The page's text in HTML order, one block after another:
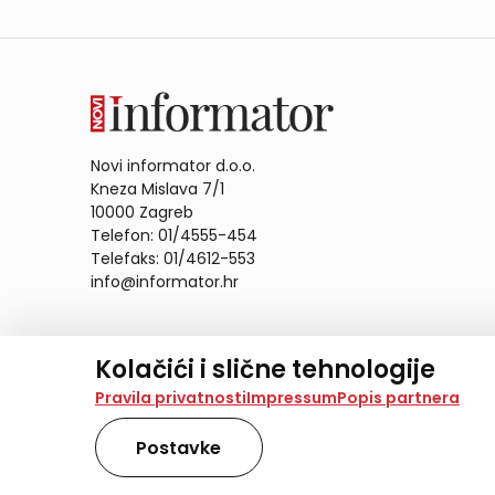
Kolačići i slične tehnologije
Na našoj web stranici koristimo kolačiće i slične
analiziramo promet na stranici te prikazujemo
također koriste ove tehnologije.
Odabirom opcije „Samo nužno“ prihvaćate samo
obradu svih kolačića potrebnih za analitiku i
Pravila privatnostiImpressumPopis partnera
Postavke
Novi informator d.o.o.
Kneza Mislava 7/1
10000 Zagreb
Telefon: 01/4555-454
Telefaks: 01/4612-553
info@informator.hr